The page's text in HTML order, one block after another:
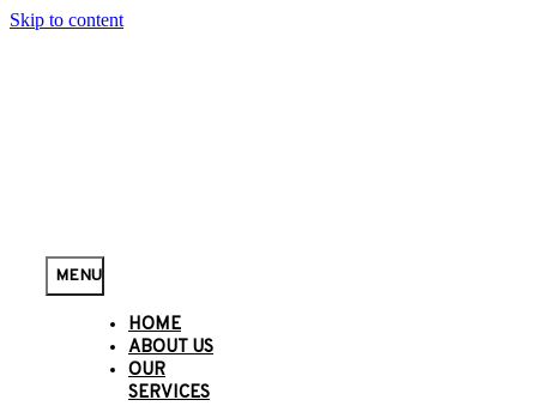
Skip to content
MENU
HOME
ABOUT US
OUR
SERVICES